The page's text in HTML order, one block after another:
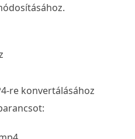
re konvertálásához